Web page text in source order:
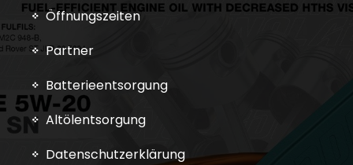
Öffnungszeiten
Partner
Batterieentsorgung
Altölentsorgung
Datenschutzerklärung